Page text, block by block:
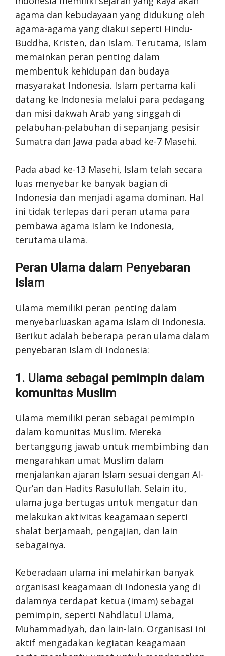
agama dan kebudayaan yang didukung oleh
agama-agama yang diakui seperti Hindu-
Buddha, Kristen, dan Islam. Terutama, Islam
memainkan peran penting dalam
membentuk kehidupan dan budaya
masyarakat Indonesia. Islam pertama kali
datang ke Indonesia melalui para pedagang
dan misi dakwah Arab yang singgah di
pelabuhan-pelabuhan di sepanjang pesisir
Sumatra dan Jawa pada abad ke-7 Masehi.
Pada abad ke-13 Masehi, Islam telah secara
luas menyebar ke banyak bagian di
Indonesia dan menjadi agama dominan. Hal
ini tidak terlepas dari peran utama para
pembawa agama Islam ke Indonesia,
terutama ulama.
Peran Ulama dalam Penyebaran
Islam
Ulama memiliki peran penting dalam
menyebarluaskan agama Islam di Indonesia.
Berikut adalah beberapa peran ulama dalam
penyebaran Islam di Indonesia:
1. Ulama sebagai pemimpin dalam
komunitas Muslim
Ulama memiliki peran sebagai pemimpin
dalam komunitas Muslim. Mereka
bertanggung jawab untuk membimbing dan
mengarahkan umat Muslim dalam
menjalankan ajaran Islam sesuai dengan Al-
Qur’an dan Hadits Rasulullah. Selain itu,
ulama juga bertugas untuk mengatur dan
melakukan aktivitas keagamaan seperti
shalat berjamaah, pengajian, dan lain
sebagainya.
Keberadaan ulama ini melahirkan banyak
organisasi keagamaan di Indonesia yang di
dalamnya terdapat ketua (imam) sebagai
pemimpin, seperti Nahdlatul Ulama,
Muhammadiyah, dan lain-lain. Organisasi ini
aktif mengadakan kegiatan keagamaan